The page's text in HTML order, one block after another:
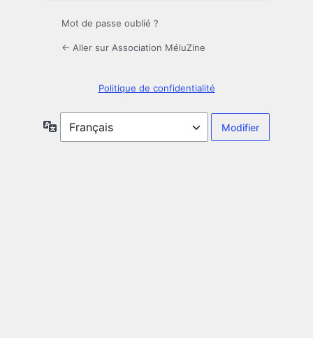
Mot de passe oublié ?
← Aller sur Association MéluZine
Politique de confidentialité
Langue